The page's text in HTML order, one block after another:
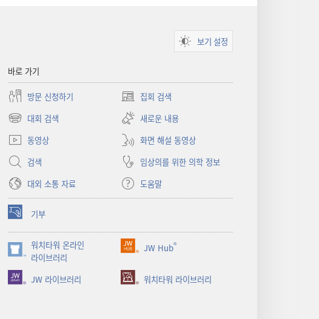
보기 설정
바로 가기
방문 신청하기 집회 검색
(새로운
창
열기)
대회 검색
(새로운
창
새로운 내용
동영상
화면 해설 동영상
검색
임상의를 위한 의학 정보
대외 소통 자료
도움말
기부
(새로운
창
열기)
워치타워 온라인
라이브러리
(새로운
창
열기)
JW Hub®
(새로운
열기)
JW 라이브러리 워치타워 라이브러리